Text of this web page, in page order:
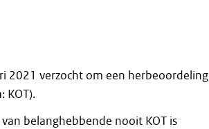
2021 verzocht om een herbeoordeling
KOT).
belanghebbende nooit KOT is